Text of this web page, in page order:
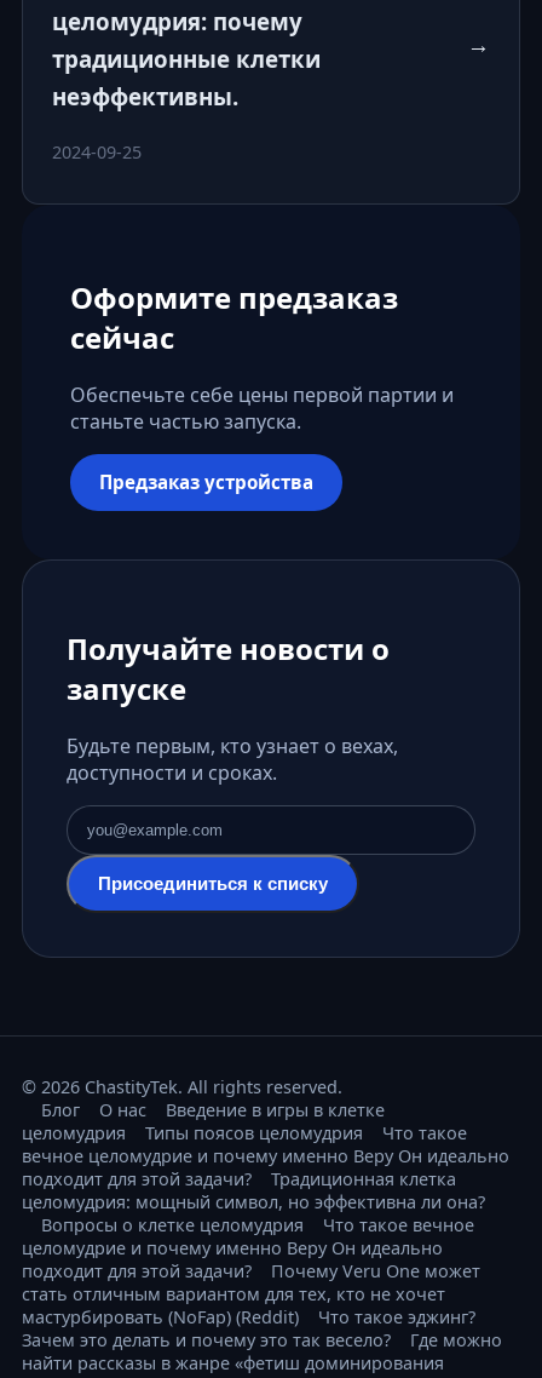
целомудрия: почему
традиционные клетки
неэффективны.
2024-09-25
→
Оформите предзаказ
сейчас
Обеспечьте себе цены первой партии и
станьте частью запуска.
Предзаказ устройства
Получайте новости о
запуске
Будьте первым, кто узнает о вехах,
доступности и сроках.
Адрес электронной почты
Присоединиться к списку
© 2026 ChastityTek. All rights reserved.
Блог
О нас
Введение в игры в клетке
целомудрия
Типы поясов целомудрия
Что такое
вечное целомудрие и почему именно Веру Он идеально
подходит для этой задачи?
Традиционная клетка
целомудрия: мощный символ, но эффективна ли она?
Вопросы о клетке целомудрия
Что такое вечное
целомудрие и почему именно Веру Он идеально
подходит для этой задачи?
Почему Veru One может
стать отличным вариантом для тех, кто не хочет
мастурбировать (NoFap) (Reddit)
Что такое эджинг?
Зачем это делать и почему это так весело?
Где можно
найти рассказы в жанре «фетиш доминирования